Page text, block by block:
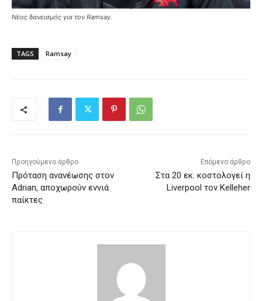
Νέος δανεισμός για τον Ramsay.
TAGS Ramsay
Προηγούμενο άρθρο
Πρόταση ανανέωσης στον
Adrian, αποχωρούν εννιά
παίκτες
Επόμενο άρθρο
Στα 20 εκ. κοστολογεί η
Liverpool τον Kelleher